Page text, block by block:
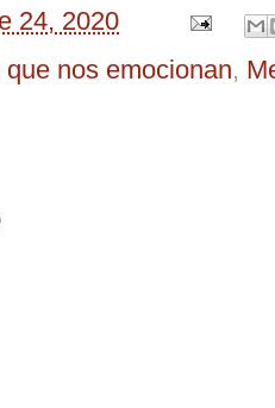
24, 2020
nos emocionan,